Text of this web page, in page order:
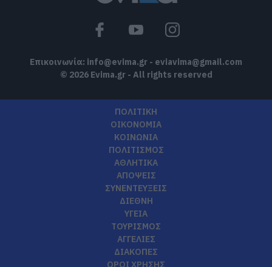
Επικοινωνία: info@evima.gr - eviavima@gmail.com
© 2026 Evima.gr - All rights reserved
ΠΟΛΙΤΙΚΗ
ΟΙΚΟΝΟΜΙΑ
ΚΟΙΝΩΝΙΑ
ΠΟΛΙΤΙΣΜΟΣ
ΑΘΛΗΤΙΚΑ
ΑΠΟΨΕΙΣ
ΣΥΝΕΝΤΕΥΞΕΙΣ
ΔΙΕΘΝΗ
ΥΓΕΙΑ
ΤΟΥΡΙΣΜΟΣ
ΑΓΓΕΛΙΕΣ
ΔΙΑΚΟΠΕΣ
ΟΡΟΙ ΧΡΗΣΗΣ